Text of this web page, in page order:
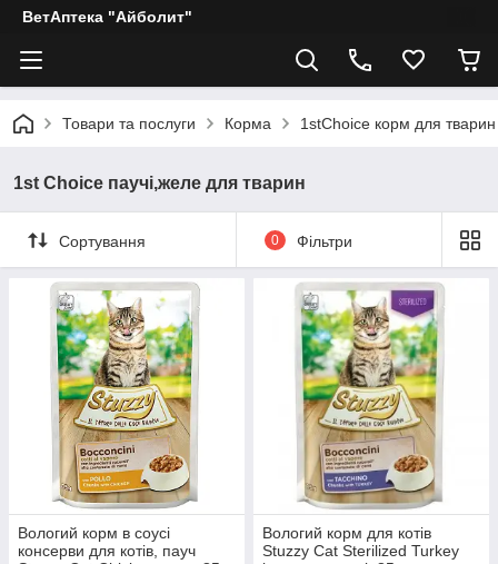
ВетАптека "Айболит"
Товари та послуги Корма 1stChoice корм для тварин
1st Choice паучі,желе для тварин
Сортування 0 Фільтри
Вологий корм в соусі
консерви для котів, пауч
Вологий корм для котів
Stuzzy Cat Sterilized Turkey